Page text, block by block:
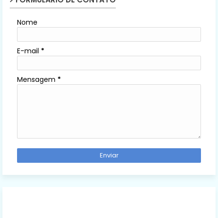
Nome
E-mail *
Mensagem *